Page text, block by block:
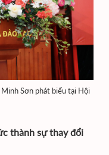
Sơn phát biểu tại Hội
thành sự thay đổi